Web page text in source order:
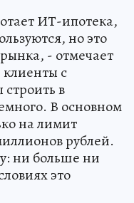
ИТ-ипотека,
но это
- отмечает
с
в
В основном
на лимит
рублей.
ни больше ни
это